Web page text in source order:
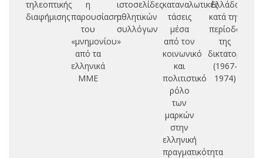
τηλεοπτικής
διαφήμισης
η
παρουσίαση
του
«μνημονίου»
από τα
ελληνικά
ΜΜΕ
ιστοσελίδες
αθλητικών
συλλόγων
καταναλωτικές
τάσεις
μέσα
από τον
κοινωνικό
και
πολιτιστικό
ρόλο
των
μαρκών
στην
ελληνική
πραγματικότητα
Ελλάδα
κατά την
περίοδο
της
δικτατορίας
(1967-
1974)